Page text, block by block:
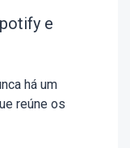
e
há um
reúne os